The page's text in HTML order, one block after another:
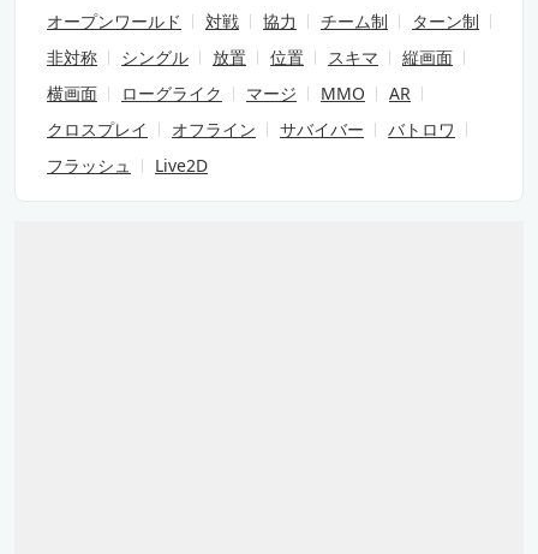
オープンワールド
対戦 協力 チーム制
ターン制
非対称
シングル 放置 位置 スキマ
縦画面
横画面
ローグライク マージ MMO
AR
クロスプレイ
オフライン サバイバー
バトロワ
フラッシュ
Live2D